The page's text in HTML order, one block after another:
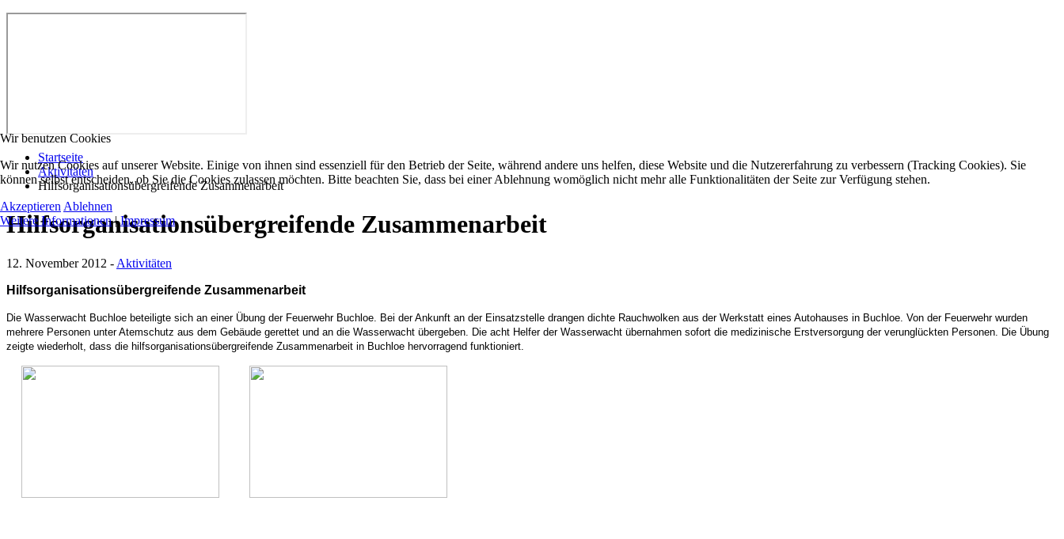
Startseite
Aktivitäten
Hilfsorganisationsübergreifende Zusammenarbeit
Hilfsorganisationsübergreifende Zusammenarbeit
12. November 2012 - Aktivitäten
Hilfsorganisationsübergreifende Zusammenarbeit
Die Wasserwacht Buchloe beteiligte sich an einer Übung der Feuerwehr Buchloe. Bei der Ankunft an der Einsatzstelle drangen dichte Rauchwolken aus der Werkstatt eines Autohauses in Buchloe. Von der Feuerwehr wurden
mehrere Personen unter Atemschutz aus dem Gebäude gerettet und an die Wasserwacht übergeben. Die acht Helfer der Wasserwacht übernahmen sofort die medizinische Erstversorgung der verunglückten Personen. Die Übung
zeigte wiederholt, dass die hilfsorganisationsübergreifende Zusammenarbeit in Buchloe hervorragend funktioniert.
Wir benutzen Cookies
Wir nutzen Cookies auf unserer Website. Einige von ihnen sind essenziell für den Betrieb der Seite, während andere uns helfen, diese Website und die Nutzererfahrung zu verbessern (Tracking Cookies). Sie
können selbst entscheiden, ob Sie die Cookies zulassen möchten. Bitte beachten Sie, dass bei einer Ablehnung womöglich nicht mehr alle Funktionalitäten der Seite zur Verfügung stehen.
Akzeptieren Ablehnen
Weitere Informationen|Impressum